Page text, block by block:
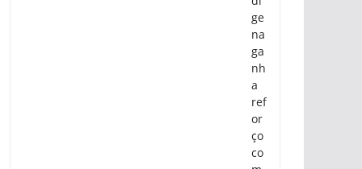
ge
na
ga
nh
a
ref
or
ço
co